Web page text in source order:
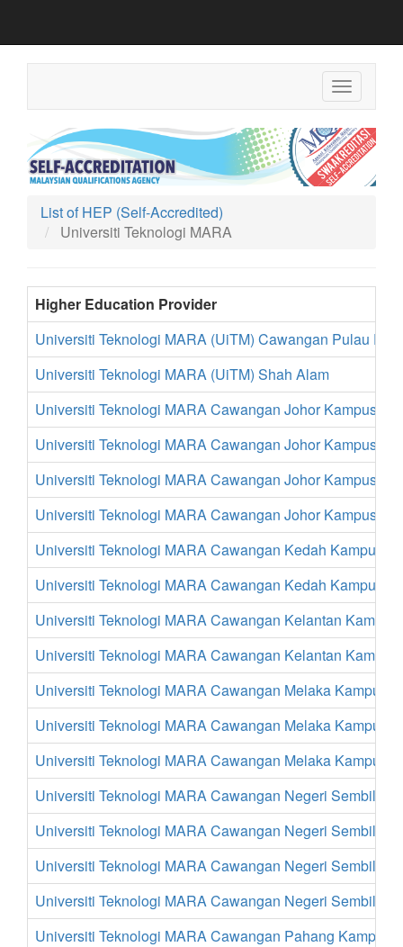
Toggle
navigation
List of HEP (Self-Accredited)
Universiti Teknologi MARA
Higher Education Provider
Universiti Teknologi MARA (UiTM) Cawangan Pulau
Universiti Teknologi MARA (UiTM) Shah Alam
Universiti Teknologi MARA Cawangan Johor Kampus
Universiti Teknologi MARA Cawangan Johor Kampus
Universiti Teknologi MARA Cawangan Johor Kampus
Universiti Teknologi MARA Cawangan Johor Kampus
Universiti Teknologi MARA Cawangan Kedah Kampus
Universiti Teknologi MARA Cawangan Kedah Kampus
Universiti Teknologi MARA Cawangan Kelantan
Universiti Teknologi MARA Cawangan Kelantan Kampus
Universiti Teknologi MARA Cawangan Melaka Kampus
Universiti Teknologi MARA Cawangan Melaka Kampus
Universiti Teknologi MARA Cawangan Melaka Kampus
Universiti Teknologi MARA Cawangan Negeri Sembilan
Universiti Teknologi MARA Cawangan Negeri Sembilan
Universiti Teknologi MARA Cawangan Negeri Sembilan
Universiti Teknologi MARA Cawangan Negeri Sembilan
Universiti Teknologi MARA Cawangan Pahang Kampus